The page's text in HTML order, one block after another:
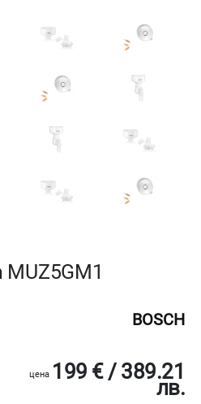
BOSCH
цена 199 € / 389.21
лв.